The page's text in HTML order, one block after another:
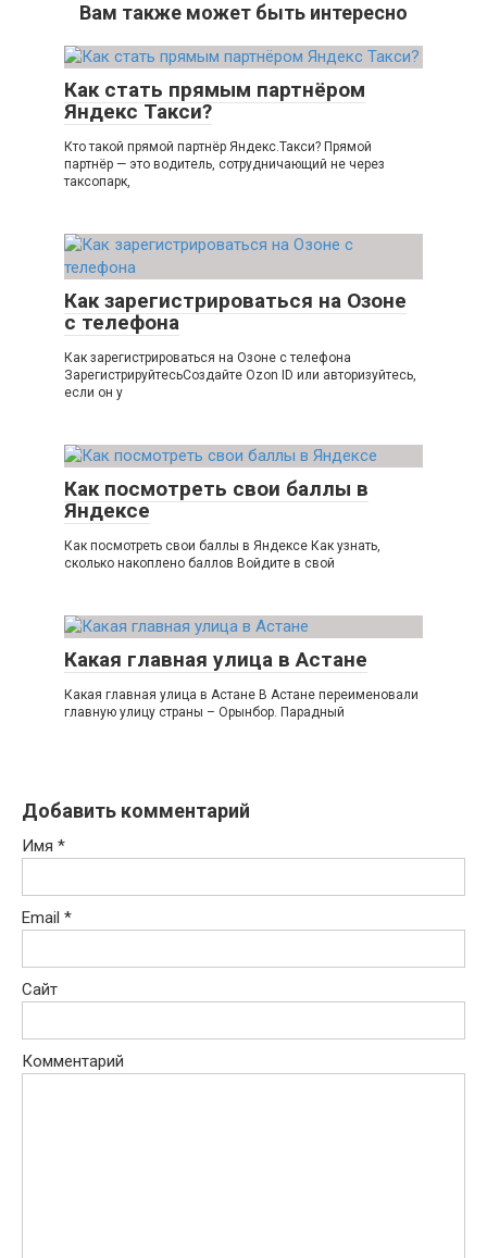
Вам также может быть интересно
Как стать прямым партнёром
Яндекс Такси?
Кто такой прямой партнёр Яндекс.Такси? Прямой
партнёр — это водитель, сотрудничающий не через
таксопарк,
Как зарегистрироваться на Озоне
с телефона
Как зарегистрироваться на Озоне с телефона
ЗарегистрируйтесьСоздайте Ozon ID или авторизуйтесь,
если он у
Как посмотреть свои баллы в
Яндексе
Как посмотреть свои баллы в Яндексе Как узнать,
сколько накоплено баллов Войдите в свой
Какая главная улица в Астане
Какая главная улица в Астане В Астане переименовали
главную улицу страны – Орынбор. Парадный
Добавить комментарий
Имя *
Email *
Сайт
Комментарий